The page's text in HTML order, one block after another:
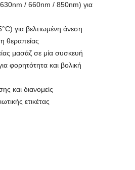
/ 660nm / 850nm) για
για βελτιωμένη άνεση
θεραπείας
μασάζ σε μία συσκευή
φορητότητα και βολική
και διανομείς
ετικέτας